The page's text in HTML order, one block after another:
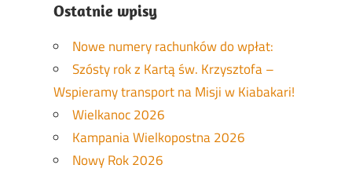
Ostatnie wpisy
Nowe numery rachunków do wpłat:
Szósty rok z Kartą św. Krzysztofa –
Wspieramy transport na Misji w Kiabakari!
Wielkanoc 2026
Kampania Wielkopostna 2026
Nowy Rok 2026